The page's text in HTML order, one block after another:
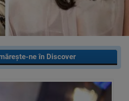
ne în Discover